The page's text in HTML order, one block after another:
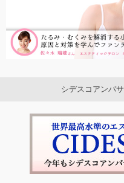
シデスコアンバ